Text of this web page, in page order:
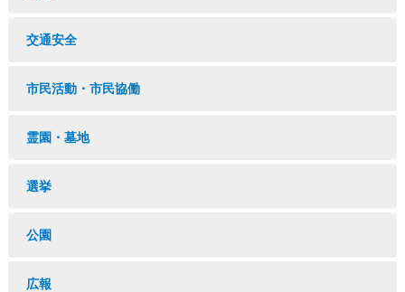
交通安全
市民活動・市民協働
霊園・墓地
選挙
公園
広報